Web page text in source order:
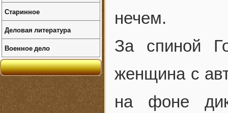
нечем.
За спиной
женщина с
на фоне
Старинное
Деловая литература
Военное дело